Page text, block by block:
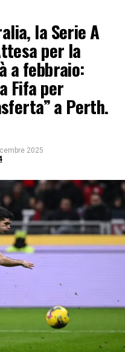
la Serie A
per la
a febbraio:
Fifa per
a Perth.
2025